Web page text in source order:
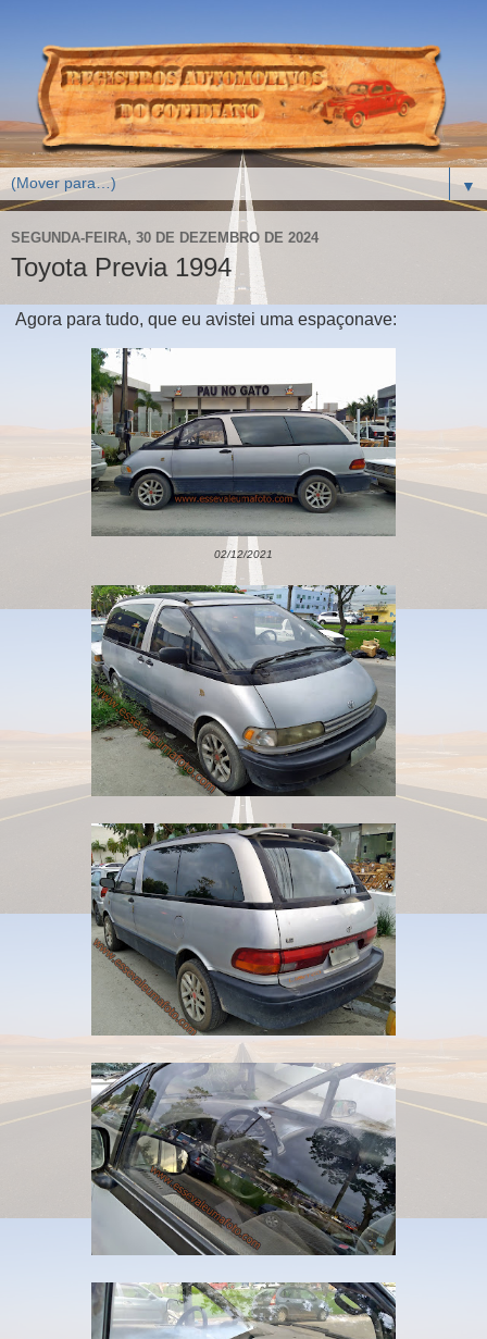
▼
SEGUNDA-FEIRA, 30 DE DEZEMBRO DE 2024
Toyota Previa 1994
Agora para tudo, que eu avistei uma espaçonave:
02/12/2021